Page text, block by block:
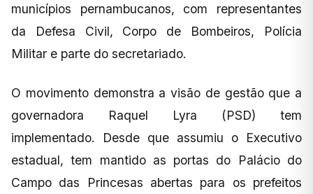
municípios pernambucanos, com representantes
da Defesa Civil, Corpo de Bombeiros, Polícia
Militar e parte do secretariado.
O movimento demonstra a visão de gestão que a
governadora Raquel Lyra (PSD) tem
implementado. Desde que assumiu o Executivo
estadual, tem mantido as portas do Palácio do
Campo das Princesas abertas para os prefeitos